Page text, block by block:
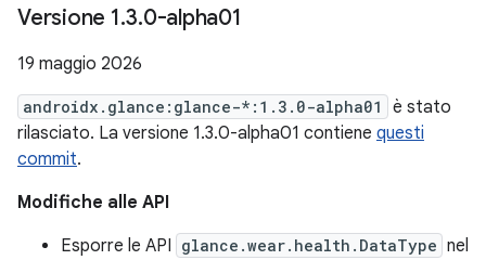
Versione 1.3.0-alpha01
19 maggio 2026
androidx.glance:glance-*:1.3.0-alpha01
è stato
rilasciato. La versione 1.3.0-alpha01 contiene questi
commit.
Modifiche alle API
Esporre le API glance.wear.health.DataType nel